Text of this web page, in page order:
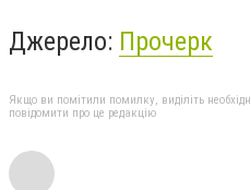
Джерело: Прочерк
Якщо ви помітили помилку, виділіть
повідомити про це редакцію